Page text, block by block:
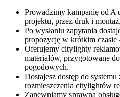
Prowadzimy kampanię od A
projektu, przez druk i
Po wysłaniu zapytania
propozycję w krótkim
Oferujemy citylighty
materiałów, przygotowane
pogodowych.
Dostajesz dostęp do
rozmieszczenia citylightów
Zapewniamy sprawną